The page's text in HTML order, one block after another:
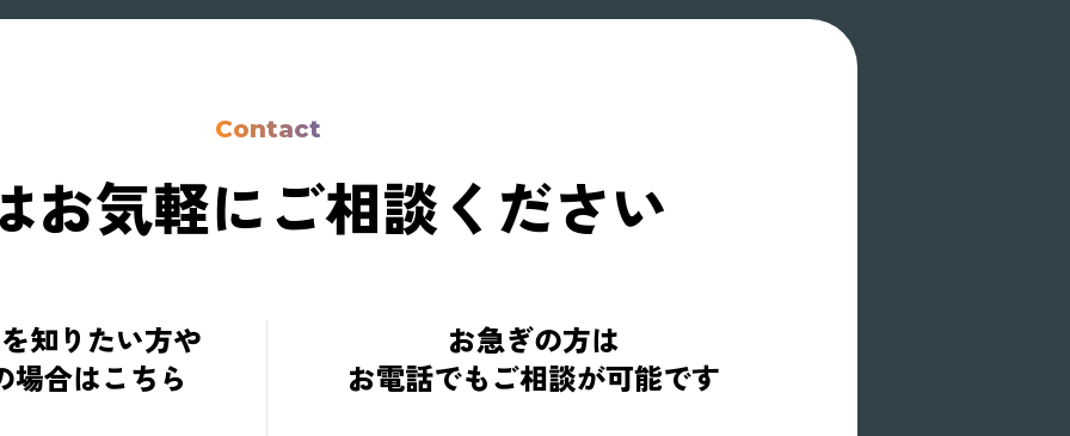
Contact
お気軽にご相談ください
知りたい方や
場合はこちら
お急ぎの方は
お電話でもご相談が可能です